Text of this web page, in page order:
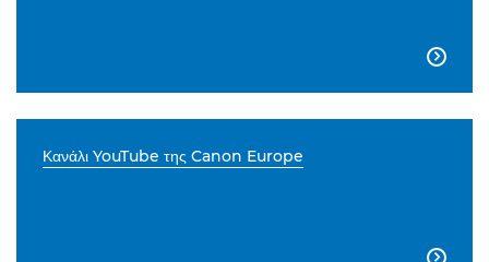

Κανάλι YouTube της Canon Europe
